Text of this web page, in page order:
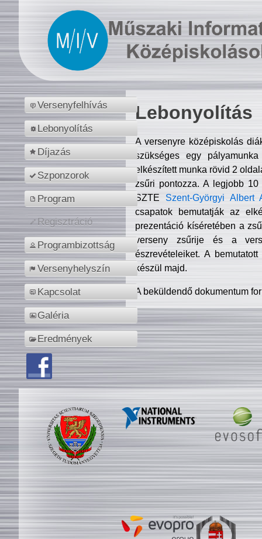
Versenyfelhívás
Lebonyolítás
Díjazás
Szponzorok
Program
Regisztráció
Programbizottság
Versenyhelyszín
Kapcsolat
Galéria
Eredmények
Lebonyolítás
A versenyre középiskolás
szükséges egy
elkészített munka rövid 2
zsűri pontozza. A legjobb
SZTE Szent-Györgyi Albert
csapatok bemutatják az
prezentáció kíséretében a
verseny zsűrije és a
észrevételeiket. A
készül majd.
A beküldendő dokumentum